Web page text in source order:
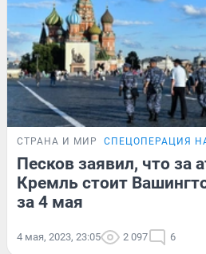
СТРАНА И МИР СПЕЦОПЕРАЦИЯ
Песков заявил, что за
Кремль стоит
за 4 мая
4 мая, 2023, 23:05 2 097 6